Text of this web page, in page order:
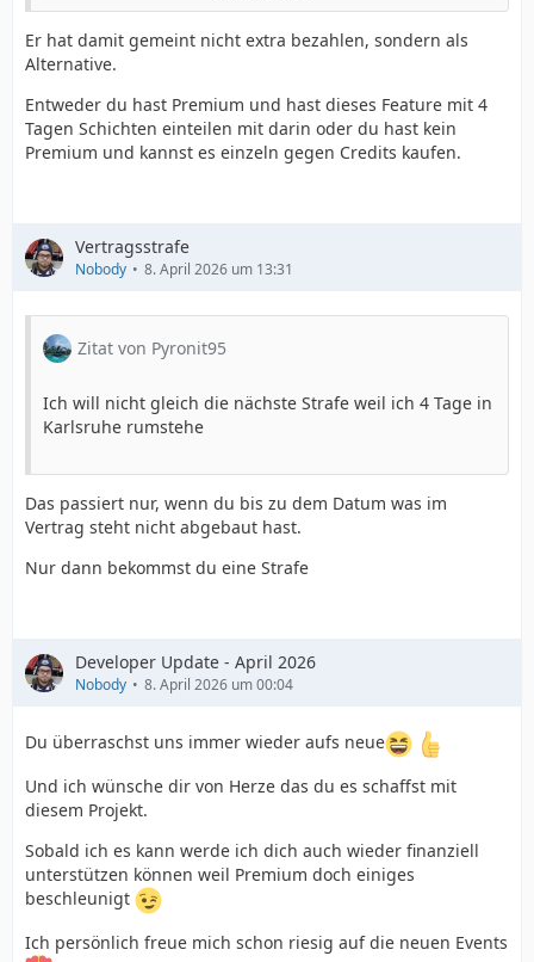
Warum soll ich zahlen um zu wissen wie oft es ein
Geschäfft gibt?
Der Verkaufspreis(mein Umsatz) verändert sich daduch
denke nicht!
Und wenn man für Schichtpläne auch nochmal extra
zahlen soll, schreckt dass eher leute ab als neue dazu
zu bewegen!
Er hat damit gemeint nicht extra bezahlen, sondern als
Alternative.
Entweder du hast Premium und hast dieses Feature mit 4
Tagen Schichten einteilen mit darin oder du hast kein
Premium und kannst es einzeln gegen Credits kaufen.
Vertragsstrafe
Nobody 8. April 2026 um 13:31
Zitat von Pyronit95
Ich will nicht gleich die nächste Strafe weil ich 4 Tage in
Karlsruhe rumstehe
Das passiert nur, wenn du bis zu dem Datum was im
Vertrag steht nicht abgebaut hast.
Nur dann bekommst du eine Strafe
Developer Update - April 2026
Nobody 8. April 2026 um 00:04
Du überraschst uns immer wieder aufs neue
Und ich wünsche dir von Herze das du es schaffst mit
diesem Projekt.
Sobald ich es kann werde ich dich auch wieder finanziell
unterstützen können weil Premium doch einiges
beschleunigt
Ich persönlich freue mich schon riesig auf die neuen Events